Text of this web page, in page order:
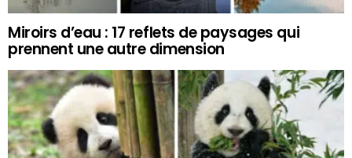
Miroirs d’eau : 17 reflets de paysages qui
prennent une autre dimension